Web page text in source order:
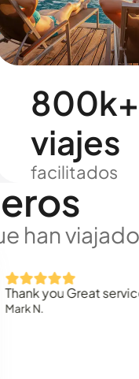
800k+
viajes
facilitados
han
you Great service